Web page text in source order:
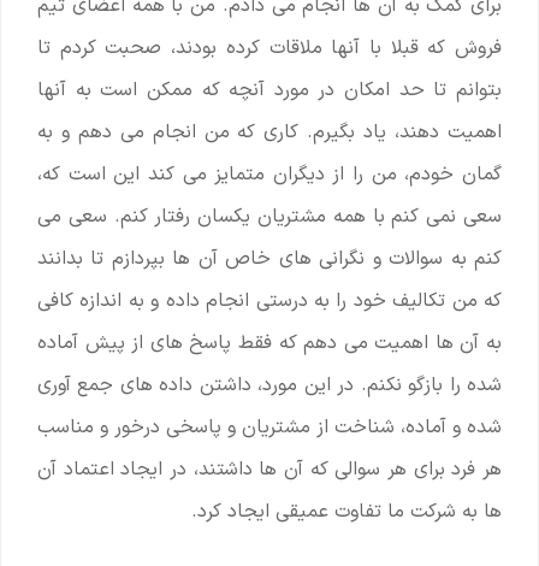
برای کمک به آن ها انجام می دادم. من با همه اعضای تیم
فروش که قبلا با آنها ملاقات کرده بودند، صحبت کردم تا
بتوانم تا حد امکان در مورد آنچه که ممکن است به آنها
اهمیت دهند، یاد بگیرم. کاری که من انجام می دهم و به
گمان خودم، من را از دیگران متمایز می کند این است که،
سعی نمی کنم با همه مشتریان یکسان رفتار کنم. سعی می
‌کنم به سوالات و نگرانی ‌های خاص آن ‌ها بپردازم تا بدانند
که من تکالیف خود را به درستی انجام داده‌ و به اندازه کافی
به آن ها اهمیت می ‌دهم که فقط پاسخ ‌های از پیش آماده
شده را بازگو نکنم. در این مورد، داشتن داده‌ های جمع ‌آوری
‌شده و آماده، شناخت از مشتریان و پاسخی درخور و مناسب
هر فرد برای هر سوالی که آن ‌ها داشتند، در ایجاد اعتماد آن
ها به شرکت ما تفاوت عمیقی ایجاد کرد.